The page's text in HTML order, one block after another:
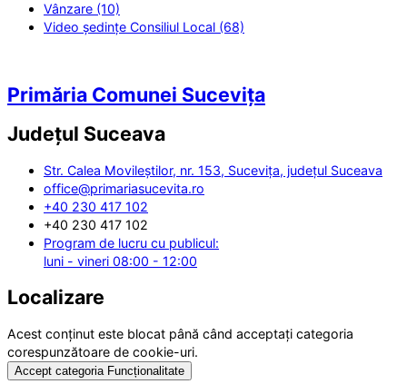
Vânzare (10)
Video ședințe Consiliul Local (68)
Primăria Comunei Sucevița
Județul Suceava
Str. Calea Movileștilor, nr. 153, Sucevița, județul Suceava
office@primariasucevita.ro
+40 230 417 102
+40 230 417 102
Program de lucru cu publicul:
luni - vineri 08:00 - 12:00
Localizare
Acest conținut este blocat până când acceptați categoria
corespunzătoare de cookie-uri.
Accept categoria Funcționalitate